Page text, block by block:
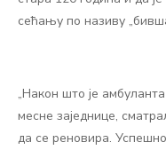
сећању по називу
„Након што је
месне заједнице,
да се реновира.